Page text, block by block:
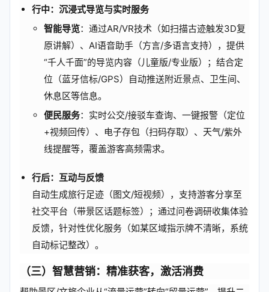
行中：沉浸式导览与实时服务
智能导览：通过AR/VR技术（如扫描古迹触发3D复
原讲解）、AI语音助手（方言/多语言支持），提供
“千人千面”的导览内容（儿童版/专业版）；结合定
位（蓝牙信标/GPS）自动推送附近景点、卫生间、
休息区等信息。
便民服务：实时公交/接驳车查询、一键报警（定位
+视频回传）、电子存包（扫码存取）、天气/紫外
线提醒等，覆盖游客高频需求。
行后：互动与反馈
自动生成旅行足迹（图文/短视频），支持游客分享至
社交平台（带景区话题标签）；通过问卷调研收集体验
反馈，针对性优化服务（如某区域指示牌不清晰，系统
自动标记整改）。
（三） 智慧营销：精准获客，激活消费